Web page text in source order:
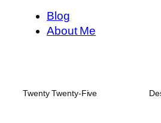
Blog
About Me
Twenty Twenty-Five